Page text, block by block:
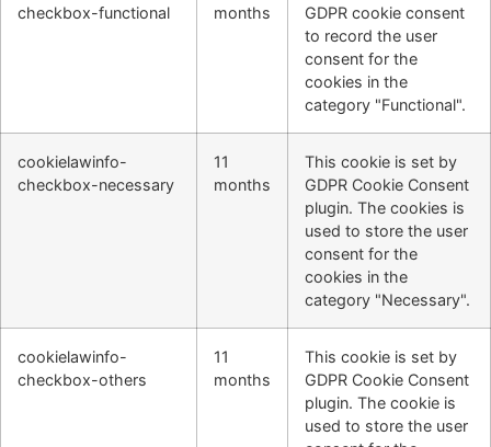
checkbox-functional
months
GDPR cookie consent
to record the user
consent for the
cookies in the
category "Functional".
cookielawinfo-
checkbox-necessary
11
months
This cookie is set by
GDPR Cookie Consent
plugin. The cookies is
used to store the user
consent for the
cookies in the
category "Necessary".
cookielawinfo-
checkbox-others
11
months
This cookie is set by
GDPR Cookie Consent
plugin. The cookie is
used to store the user